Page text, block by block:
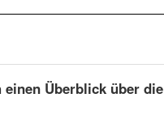
Überblick über die